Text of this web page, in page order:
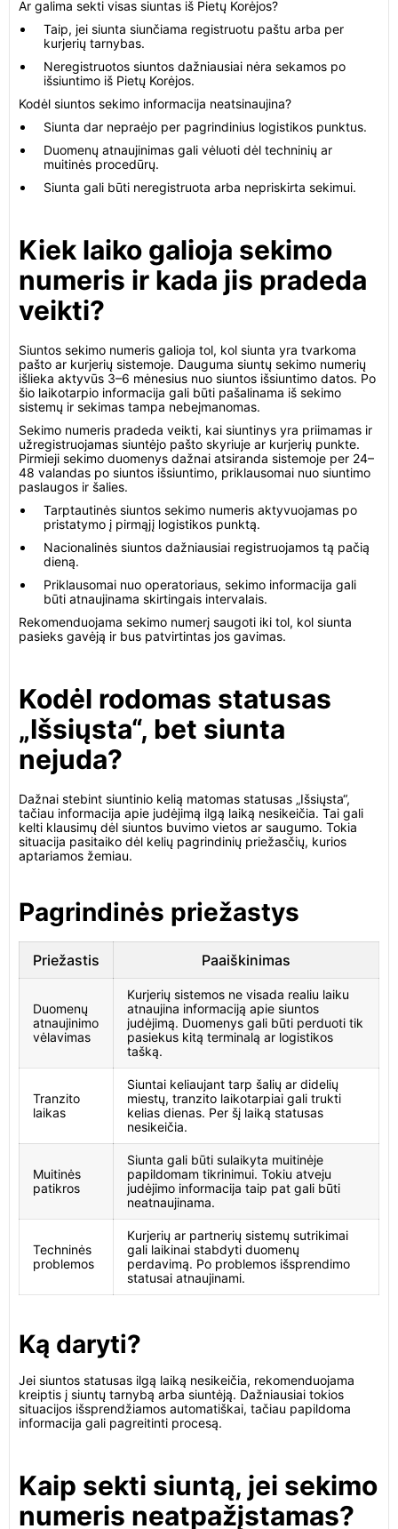
Ar galima sekti visas siuntas iš Pietų Korėjos?
Taip, jei siunta siunčiama registruotu paštu arba per
kurjerių tarnybas.
Neregistruotos siuntos dažniausiai nėra sekamos po
išsiuntimo iš Pietų Korėjos.
Kodėl siuntos sekimo informacija neatsinaujina?
Siunta dar nepraėjo per pagrindinius logistikos punktus.
Duomenų atnaujinimas gali vėluoti dėl techninių ar
muitinės procedūrų.
Siunta gali būti neregistruota arba nepriskirta sekimui.
Kiek laiko galioja sekimo
numeris ir kada jis pradeda
veikti?
Siuntos sekimo numeris galioja tol, kol siunta yra tvarkoma
pašto ar kurjerių sistemoje. Dauguma siuntų sekimo numerių
išlieka aktyvūs 3–6 mėnesius nuo siuntos išsiuntimo datos. Po
šio laikotarpio informacija gali būti pašalinama iš sekimo
sistemų ir sekimas tampa nebeįmanomas.
Sekimo numeris pradeda veikti, kai siuntinys yra priimamas ir
užregistruojamas siuntėjo pašto skyriuje ar kurjerių punkte.
Pirmieji sekimo duomenys dažnai atsiranda sistemoje per 24–
48 valandas po siuntos išsiuntimo, priklausomai nuo siuntimo
paslaugos ir šalies.
Tarptautinės siuntos sekimo numeris aktyvuojamas po
pristatymo į pirmąjį logistikos punktą.
Nacionalinės siuntos dažniausiai registruojamos tą pačią
dieną.
Priklausomai nuo operatoriaus, sekimo informacija gali
būti atnaujinama skirtingais intervalais.
Rekomenduojama sekimo numerį saugoti iki tol, kol siunta
pasieks gavėją ir bus patvirtintas jos gavimas.
Kodėl rodomas statusas
„Išsiųsta“, bet siunta
nejuda?
Dažnai stebint siuntinio kelią matomas statusas „Išsiųsta“,
tačiau informacija apie judėjimą ilgą laiką nesikeičia. Tai gali
kelti klausimų dėl siuntos buvimo vietos ar saugumo. Tokia
situacija pasitaiko dėl kelių pagrindinių priežasčių, kurios
aptariamos žemiau.
Pagrindinės priežastys
Priežastis Paaiškinimas
Duomenų
atnaujinimo
vėlavimas
Kurjerių sistemos ne visada realiu laiku
atnaujina informaciją apie siuntos
judėjimą. Duomenys gali būti perduoti tik
pasiekus kitą terminalą ar logistikos
tašką.
Tranzito
laikas
Siuntai keliaujant tarp šalių ar didelių
miestų, tranzito laikotarpiai gali trukti
kelias dienas. Per šį laiką statusas
nesikeičia.
Muitinės
patikros
Siunta gali būti sulaikyta muitinėje
papildomam tikrinimui. Tokiu atveju
judėjimo informacija taip pat gali būti
neatnaujinama.
Techninės
problemos
Kurjerių ar partnerių sistemų sutrikimai
gali laikinai stabdyti duomenų
perdavimą. Po problemos išsprendimo
statusai atnaujinami.
Ką daryti?
Jei siuntos statusas ilgą laiką nesikeičia, rekomenduojama
kreiptis į siuntų tarnybą arba siuntėją. Dažniausiai tokios
situacijos išsprendžiamos automatiškai, tačiau papildoma
informacija gali pagreitinti procesą.
Kaip sekti siuntą, jei sekimo
numeris neatpažįstamas?